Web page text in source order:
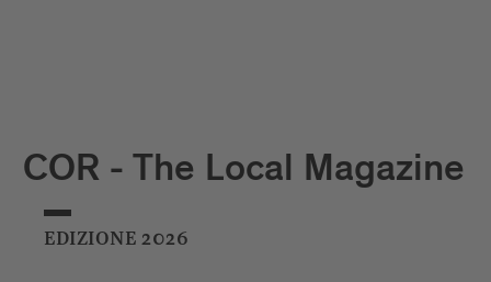
COR - The Local Magazine
EDIZIONE 2026